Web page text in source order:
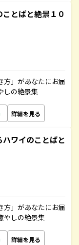
とばと絶景１０
方」があなたにお届
しの絶景集
詳細を見る
ワイのことばと
方」があなたにお届
やしの絶景集
詳細を見る